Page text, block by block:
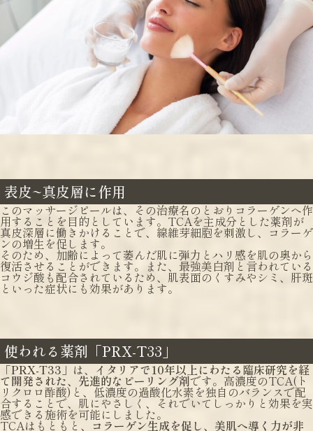
表皮~真皮層に作用
このマッサージピールは、その治療名のとおりコラーゲンへ作
用することを目的としています。TCAを主成分とした薬剤が
真皮深層に働きかけることで、線維芽細胞を刺激し、コラーゲ
ンの増生を促します。
そのため、加齢によって萎んだ肌に弾力とハリ感を肌の奥から
復活させることができます。また、最強美白剤と言われている
コウジ酸も配合されているため、肌表面のくすみやシミ、肝斑
といった症状にも効果があります。
使われる薬剤「PRX-T33」
「PRX-T33」は、イタリアで10年以上にわたる臨床研究を経
て開発された、先進的なピーリング剤です。高濃度のTCA(ト
リクロロ酢酸)と、低濃度の過酸化水素を独自のバランスで配
合することで、肌にやさしく、それでいてしっかりと効果を実
感できる施術を可能にしました。
TCAはもともと、コラーゲン生成を促し、美肌へ導く力が非